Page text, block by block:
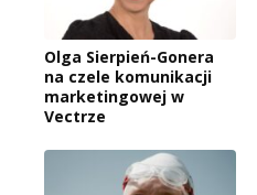
Olga Sierpień-Gonera
na czele komunikacji
marketingowej w
Vectrze